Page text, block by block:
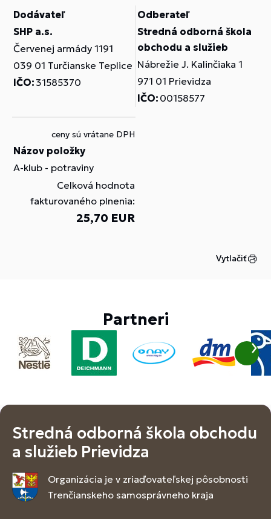
Dodávateľ
SHP a.s.
Červenej armády 1191
039 01 Turčianske Teplice
IČO: 31585370
Odberateľ
Stredná odborná škola
obchodu a služieb
Nábrežie J. Kalinčiaka 1
971 01 Prievidza
IČO: 00158577
ceny sú vrátane DPH
Názov položky
A-klub - potraviny
Celková hodnota
fakturovaného plnenia:
25,70 EUR
Vytlačiť
Partneri
Stredná odborná škola obchodu
a služieb Prievidza
Organizácia je v zriaďovateľskej pôsobnosti
Trenčianskeho samosprávneho kraja